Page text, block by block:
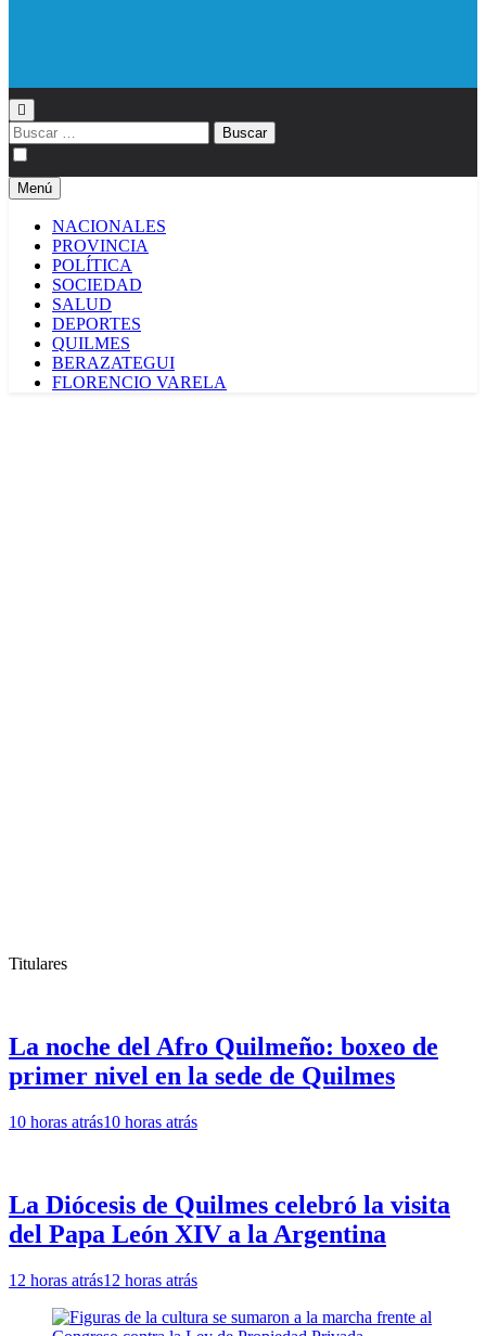
Buscar:
Menú
NACIONALES
PROVINCIA
POLÍTICA
SOCIEDAD
SALUD
DEPORTES
QUILMES
BERAZATEGUI
FLORENCIO VARELA
Titulares
La noche del Afro Quilmeño: boxeo de
primer nivel en la sede de Quilmes
10 horas atrás10 horas atrás
La Diócesis de Quilmes celebró la visita
del Papa León XIV a la Argentina
12 horas atrás12 horas atrás